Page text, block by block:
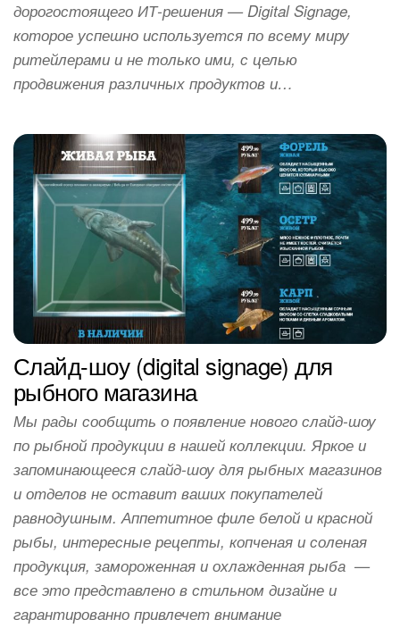
дорогостоящего ИТ-решения — Digital Signage,
которое успешно используется по всему миру
ритейлерами и не только ими, с целью
продвижения различных продуктов и…
Слайд-шоу (digital signage) для
рыбного магазина
Мы рады сообщить о появление нового слайд-шоу
по рыбной продукции в нашей коллекции. Яркое и
запоминающееся слайд-шоу для рыбных магазинов
и отделов не оставит ваших покупателей
равнодушным. Аппетитное филе белой и красной
рыбы, интересные рецепты, копченая и соленая
продукция, замороженная и охлажденная рыба —
все это представлено в стильном дизайне и
гарантированно привлечет внимание